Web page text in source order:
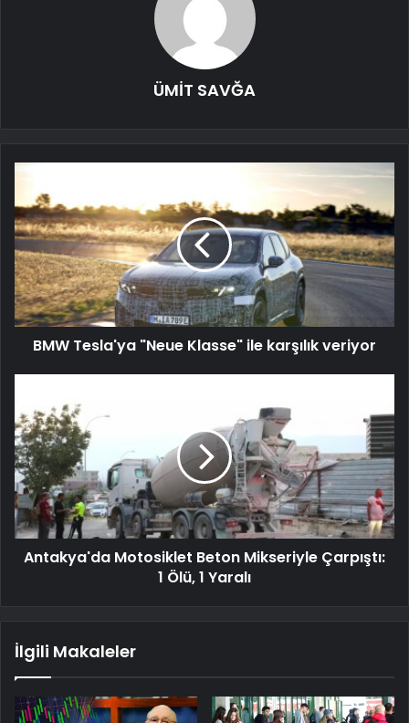
ÜMİT SAVĞA
BMW Tesla'ya "Neue Klasse" ile karşılık veriyor
Antakya'da Motosiklet Beton Mikseriyle Çarpıştı:
1 Ölü, 1 Yaralı
İlgili Makaleler